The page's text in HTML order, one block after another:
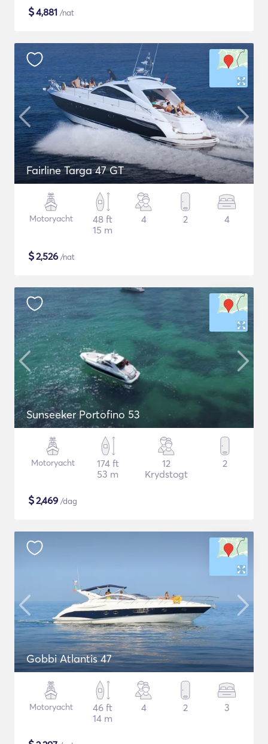
$4,881 /nat
Fairline Targa 47 GT
Motoryacht
48 ft
15 m
4 2 4
$2,526 /nat
Sunseeker Portofino 53
Motoryacht
174 ft
53 m
12
Krydstogt
2
$2,469 /dag
Gobbi Atlantis 47
Motoryacht
46 ft
14 m
4 2 3